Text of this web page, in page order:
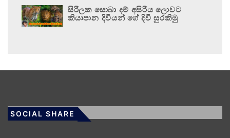
සිරිලක සොබා දම් අසිරිය ලොවට
කියාපාන දිවියන් ගේ දිවි සුරකිමු
SOCIAL SHARE